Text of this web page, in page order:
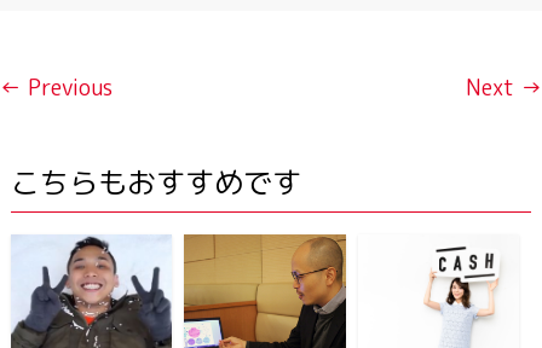
← Previous Next →
こちらもおすすめです